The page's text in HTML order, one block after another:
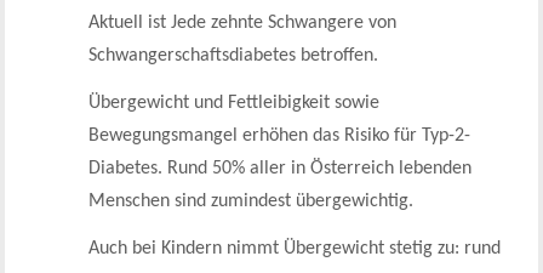
Aktuell ist Jede zehnte Schwangere von
Schwangerschaftsdiabetes betroffen.
Übergewicht und Fettleibigkeit sowie
Bewegungsmangel erhöhen das Risiko für Typ-2-
Diabetes. Rund 50% aller in Österreich lebenden
Menschen sind zumindest übergewichtig.
Auch bei Kindern nimmt Übergewicht stetig zu: rund